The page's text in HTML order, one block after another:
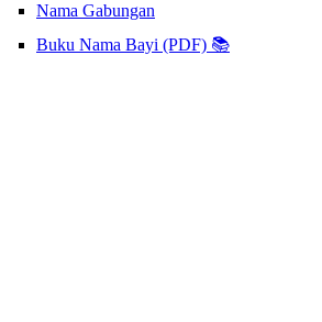
Nama Gabungan
Buku Nama Bayi (PDF) 📚